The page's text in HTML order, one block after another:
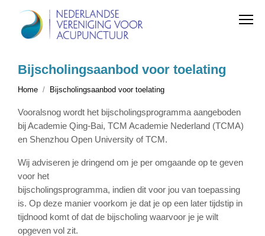
Bijscholingsaanbod voor toelating
Home Bijscholingsaanbod voor toelating
Vooralsnog wordt het bijscholingsprogramma aangeboden
bij Academie Qing-Bai, TCM Academie Nederland (TCMA)
en Shenzhou Open University of TCM.
Wij adviseren je dringend om je per omgaande op te geven
voor het
bijscholingsprogramma, indien dit voor jou van toepassing
is. Op deze manier voorkom je dat je op een later tijdstip in
tijdnood komt of dat de bijscholing waarvoor je je wilt
opgeven vol zit.